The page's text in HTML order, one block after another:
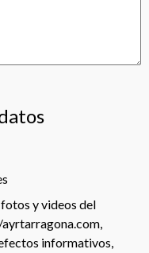
y videos del
informativos,